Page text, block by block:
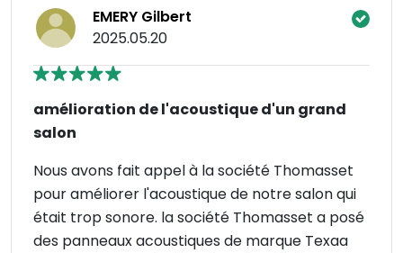
EMERY Gilbert
2025.05.20
amélioration de l'acoustique d'un grand
salon
Nous avons fait appel à la société Thomasset
pour améliorer l'acoustique de notre salon qui
était trop sonore. la société Thomasset a posé
des panneaux acoustiques de marque Texaa